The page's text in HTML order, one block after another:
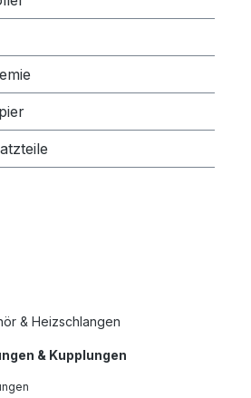
& Heizschlangen
& Kupplungen